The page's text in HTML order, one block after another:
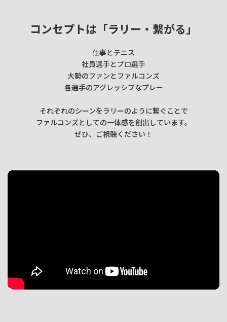
コンセプトは「ラリー・繋がる」
仕事とテニス
社員選手とプロ選手
大勢のファンとファルコンズ
各選手のアグレッシブなプレー
それぞれのシーンをラリーのように繋ぐことで
ファルコンズとしての一体感を創出しています。
ぜひ、ご視聴ください！